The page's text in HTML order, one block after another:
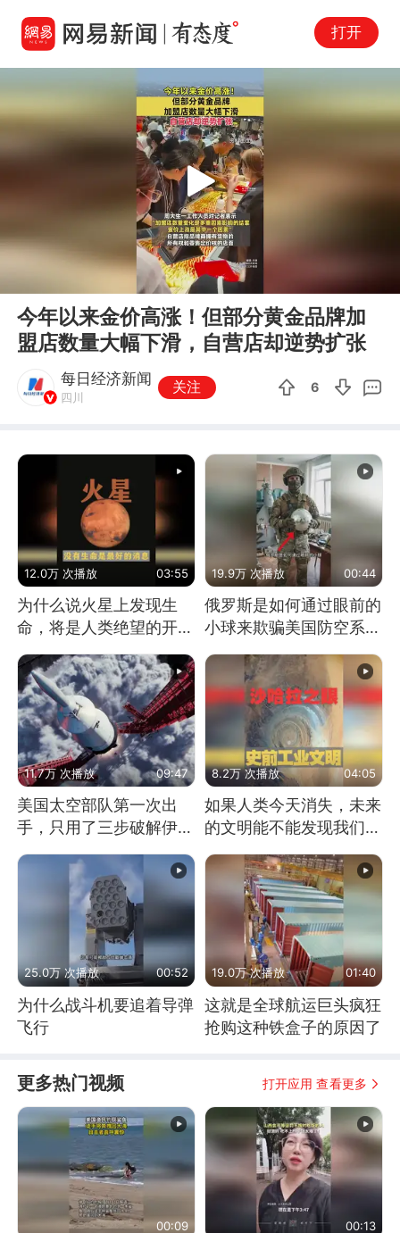
打开
Play
今年以来金价高涨！但部分黄金品牌加
盟店数量大幅下滑，自营店却逆势扩张
每日经济新闻
四川
关注 6
12.0万 次播放 03:55
为什么说火星上发现生
命，将是人类绝望的开
始？
19.9万 次播放 00:44
俄罗斯是如何通过眼前的
小球来欺骗美国防空系统
的
11.7万 次播放 09:47
美国太空部队第一次出
手，只用了三步破解伊朗
8.2万 次播放 04:05
如果人类今天消失，未来
的文明能不能发现我们存
25.0万 次播放 00:52
为什么战斗机要追着导弹
飞行
19.0万 次播放 01:40
这就是全球航运巨头疯狂
抢购这种铁盒子的原因了
更多热门视频 打开应用 查看更多
00:09 00:13